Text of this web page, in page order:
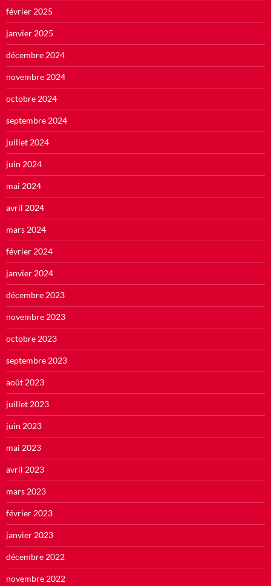
février 2025
janvier 2025
décembre 2024
novembre 2024
octobre 2024
septembre 2024
juillet 2024
juin 2024
mai 2024
avril 2024
mars 2024
février 2024
janvier 2024
décembre 2023
novembre 2023
octobre 2023
septembre 2023
août 2023
juillet 2023
juin 2023
mai 2023
avril 2023
mars 2023
février 2023
janvier 2023
décembre 2022
novembre 2022